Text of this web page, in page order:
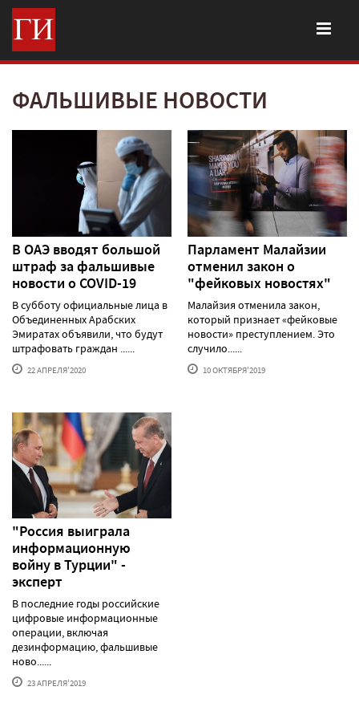
ФАЛЬШИВЫЕ НОВОСТИ
В ОАЭ вводят большой
штраф за фальшивые
новости о COVID-19
В субботу официальные лица в
Объединенных Арабских
Эмиратах объявили, что будут
штрафовать граждан ......
22 АПРЕЛЯ'2020
Парламент Малайзии
отменил закон о
"фейковых новостях"
Малайзия отменила закон,
который признает «фейковые
новости» преступлением. Это
случило......
10 ОКТЯБРЯ'2019
"Россия выиграла
информационную
войну в Турции" -
эксперт
В последние годы российские
цифровые информационные
операции, включая
дезинформацию, фальшивые
ново......
23 АПРЕЛЯ'2019